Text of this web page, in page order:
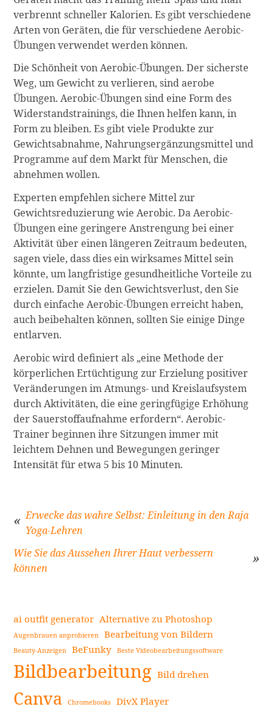
verbrennt schneller Kalorien. Es gibt verschiedene
Arten von Geräten, die für verschiedene Aerobic-
Übungen verwendet werden können.
Die Schönheit von Aerobic-Übungen. Der sicherste
Weg, um Gewicht zu verlieren, sind aerobe
Übungen. Aerobic-Übungen sind eine Form des
Widerstandstrainings, die Ihnen helfen kann, in
Form zu bleiben. Es gibt viele Produkte zur
Gewichtsabnahme, Nahrungsergänzungsmittel und
Programme auf dem Markt für Menschen, die
abnehmen wollen.
Experten empfehlen sichere Mittel zur
Gewichtsreduzierung wie Aerobic. Da Aerobic-
Übungen eine geringere Anstrengung bei einer
Aktivität über einen längeren Zeitraum bedeuten,
sagen viele, dass dies ein wirksames Mittel sein
könnte, um langfristige gesundheitliche Vorteile zu
erzielen. Damit Sie den Gewichtsverlust, den Sie
durch einfache Aerobic-Übungen erreicht haben,
auch beibehalten können, sollten Sie einige Dinge
entlarven.
Aerobic wird definiert als „eine Methode der
körperlichen Ertüchtigung zur Erzielung positiver
Veränderungen im Atmungs- und Kreislaufsystem
durch Aktivitäten, die eine geringfügige Erhöhung
der Sauerstoffaufnahme erfordern“. Aerobic-
Trainer beginnen ihre Sitzungen immer mit
leichtem Dehnen und Bewegungen geringer
Intensität für etwa 5 bis 10 Minuten.
Beitragsnavigation
Erwecke das wahre Selbst: Einleitung in den Raja
Yoga-Lehren
Wie Sie das Aussehen Ihrer Haut verbessern
können
Seitenleiste
ai outfit generator Alternative zu Photoshop
Augenbrauen anprobieren Bearbeitung von Bildern
Beauty-Anzeigen BeFunky Beste Videobearbeitungssoftware
Bildbearbeitung Bild drehen
Canva Chromebooks DivX Player